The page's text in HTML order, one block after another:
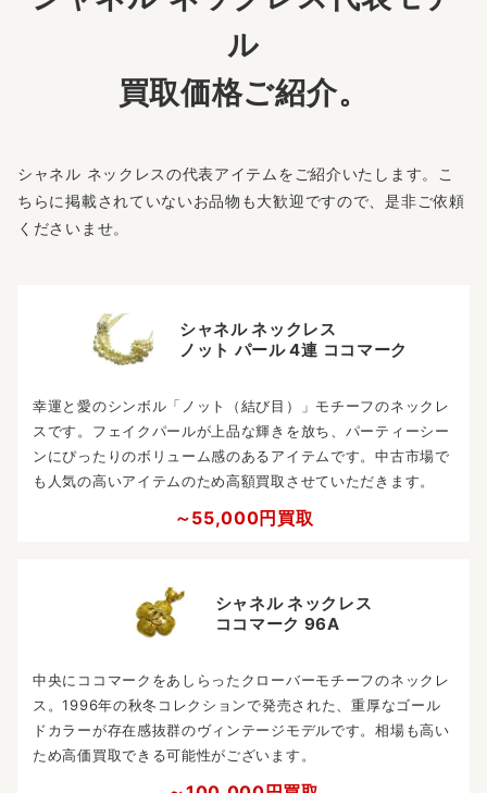
ル
買取価格ご紹介。
シャネル ネックレスの代表アイテムをご紹介いたします。こ
ちらに掲載されていないお品物も大歓迎ですので、是非ご依頼
くださいませ。
シャネル ネックレス
ノット パール 4連 ココマーク
幸運と愛のシンボル「ノット（結び目）」モチーフのネックレ
スです。フェイクパールが上品な輝きを放ち、パーティーシー
ンにぴったりのボリューム感のあるアイテムです。中古市場で
も人気の高いアイテムのため高額買取させていただきます。
～55,000円買取
シャネル ネックレス
ココマーク 96A
中央にココマークをあしらったクローバーモチーフのネックレ
ス。1996年の秋冬コレクションで発売された、重厚なゴール
ドカラーが存在感抜群のヴィンテージモデルです。相場も高い
ため高価買取できる可能性がございます。